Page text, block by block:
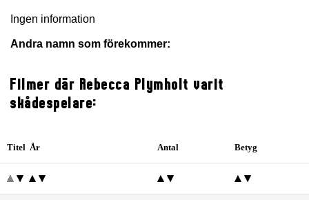
Ingen information
Andra namn som förekommer:
Filmer där Rebecca Plymholt varit
skådespelare:
Titel År Antal Betyg